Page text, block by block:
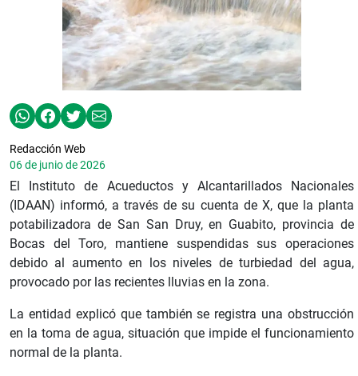
Redacción Web
06 de junio de 2026
El Instituto de Acueductos y Alcantarillados Nacionales
(IDAAN) informó, a través de su cuenta de X, que la planta
potabilizadora de San San Druy, en Guabito, provincia de
Bocas del Toro, mantiene suspendidas sus operaciones
debido al aumento en los niveles de turbiedad del agua,
provocado por las recientes lluvias en la zona.
La entidad explicó que también se registra una obstrucción
en la toma de agua, situación que impide el funcionamiento
normal de la planta.